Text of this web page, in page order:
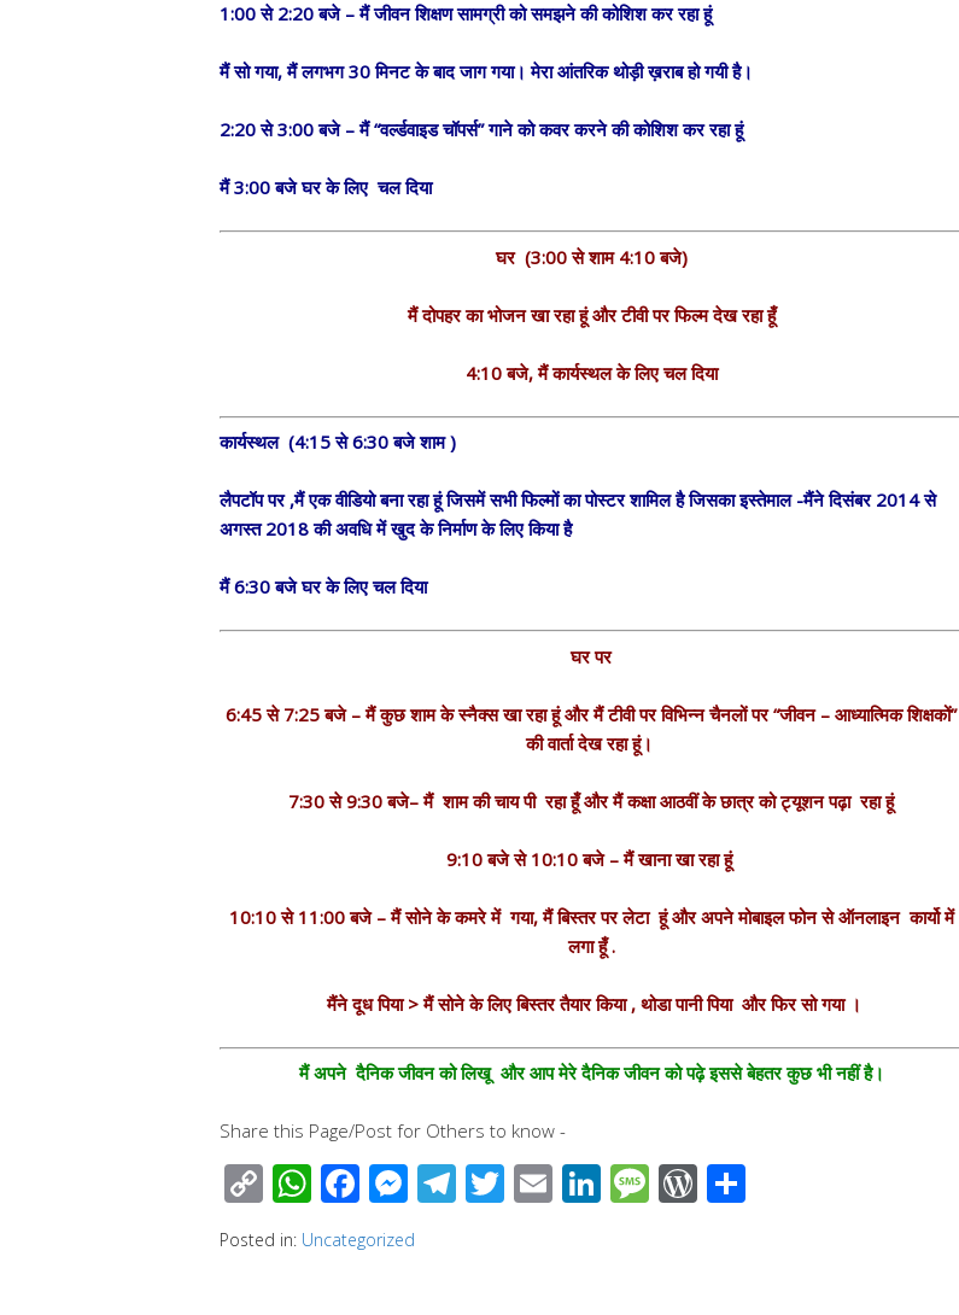
1:00 से 2:20 बजे – मैं जीवन शिक्षण सामग्री को समझने की कोशिश कर रहा हूं
मैं सो गया, मैं लगभग 30 मिनट के बाद जाग गया। मेरा आंतरिक थोड़ी ख़राब हो गयी है।
2:20 से 3:00 बजे – मैं “वर्ल्डवाइड चॉपर्स” गाने को कवर करने की कोशिश कर रहा हूं
मैं 3:00 बजे घर के लिए चल दिया
घर (3:00 से शाम 4:10 बजे)
मैं दोपहर का भोजन खा रहा हूं और टीवी पर फिल्म देख रहा हूँ
4:10 बजे, मैं कार्यस्थल के लिए चल दिया
कार्यस्थल (4:15 से 6:30 बजे शाम )
लैपटॉप पर ,मैं एक वीडियो बना रहा हूं जिसमें सभी फिल्मों का पोस्टर शामिल है जिसका इस्तेमाल -मैंने दिसंबर 2014 से
अगस्त 2018 की अवधि में खुद के निर्माण के लिए किया है
मैं 6:30 बजे घर के लिए चल दिया
घर पर
6:45 से 7:25 बजे – मैं कुछ शाम के स्नैक्स खा रहा हूं और मैं टीवी पर विभिन्न चैनलों पर “जीवन – आध्यात्मिक शिक्षकों”
की वार्ता देख रहा हूं।
7:30 से 9:30 बजे– मैं शाम की चाय पी रहा हूँ और मैं कक्षा आठवीं के छात्र को ट्यूशन पढ़ा रहा हूं
9:10 बजे से 10:10 बजे – मैं खाना खा रहा हूं
10:10 से 11:00 बजे – मैं सोने के कमरे में गया, मैं बिस्तर पर लेटा हूं और अपने मोबाइल फोन से ऑनलाइन कार्यो में
लगा हूँ .
मैंने दूध पिया > मैं सोने के लिए बिस्तर तैयार किया , थोडा पानी पिया और फिर सो गया ।
मैं अपने दैनिक जीवन को लिखू और आप मेरे दैनिक जीवन को पढ़े इससे बेहतर कुछ भी नहीं है।
Share this Page/Post for Others to know -
C
o
p
W
h
at
F
ac
e
M
e
ss
T T E Li M W
Posted in: Uncategorized